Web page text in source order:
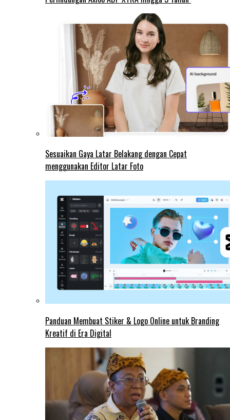
Sesuaikan Gaya Latar Belakang dengan Cepat
menggunakan Editor Latar Foto
Panduan Membuat Stiker & Logo Online untuk Branding
Kreatif di Era Digital